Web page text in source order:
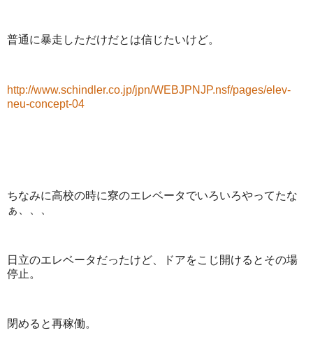
普通に暴走しただけだとは信じたいけど。
http://www.schindler.co.jp/jpn/WEBJPNJP.nsf/pages/elev-
neu-concept-04
ちなみに高校の時に寮のエレベータでいろいろやってたな
ぁ、、、
日立のエレベータだったけど、ドアをこじ開けるとその場
停止。
閉めると再稼働。